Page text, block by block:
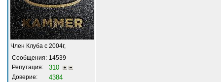
Член Клуба с 2004г,
Сообщения: 14539
Репутация:
310
Доверие: 4384